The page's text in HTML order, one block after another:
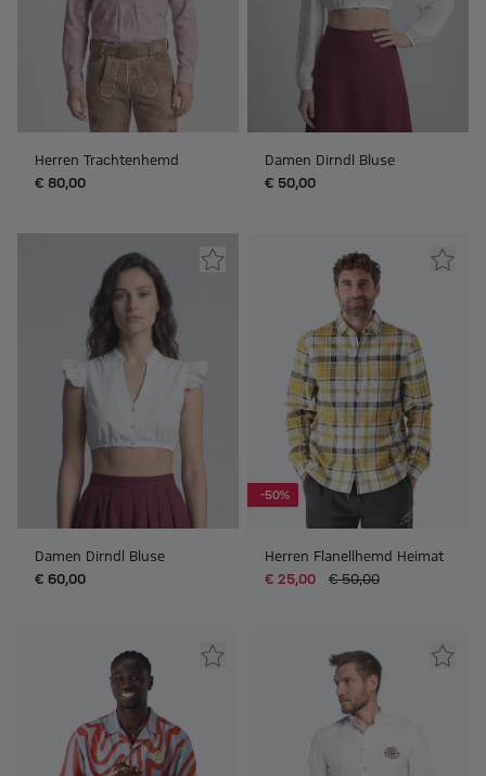
Herren Trachtenhemd
€ 80,00
Damen Dirndl Bluse
€ 50,00
Damen Dirndl Bluse
€ 60,00
-50%
Herren Flanellhemd Heimat
€ 25,00
€ 50,00